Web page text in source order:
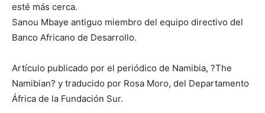
esté más cerca.
Sanou Mbaye antiguo miembro del equipo directivo del
Banco Africano de Desarrollo.
Artículo publicado por el periódico de Namibia, ?The
Namibian? y traducido por Rosa Moro, del Departamento
África de la Fundación Sur.